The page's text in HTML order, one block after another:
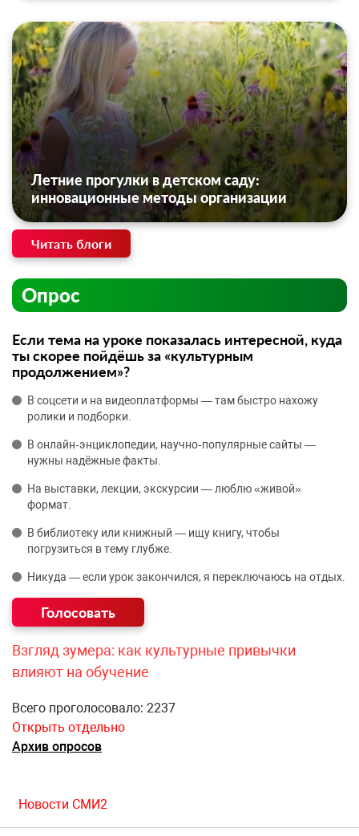
Летние прогулки в детском саду:
инновационные методы организации
Читать блоги
Опрос
Если тема на уроке показалась интересной, куда
ты скорее пойдёшь за «культурным
продолжением»?
В соцсети и на видеоплатформы — там быстро нахожу
ролики и подборки.
В онлайн‑энциклопедии, научно‑популярные сайты —
нужны надёжные факты.
На выставки, лекции, экскурсии — люблю «живой»
формат.
В библиотеку или книжный — ищу книгу, чтобы
погрузиться в тему глубже.
Никуда — если урок закончился, я переключаюсь на отдых.
Взгляд зумера: как культурные привычки
влияют на обучение
Всего проголосовало: 2237
Открыть отдельно
Архив опросов
Новости СМИ2